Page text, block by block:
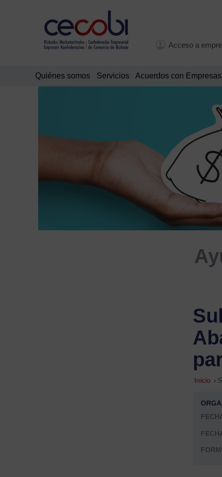
Acceso a
Quiénes somos Servicios Acuerdos con Empresas
Inicio »